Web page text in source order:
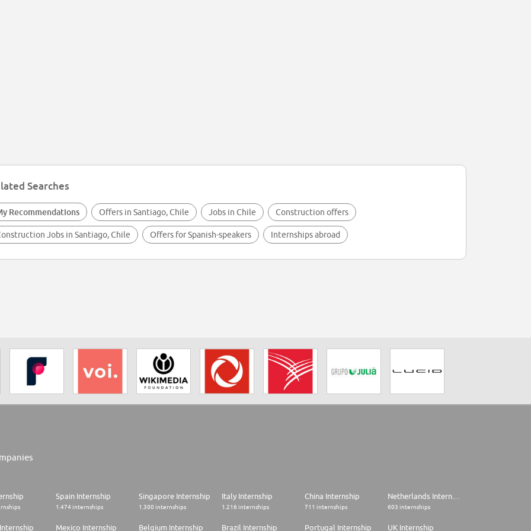
Searches
Recommendations Offers in Santiago, Chile Jobs in Chile Construction offers
Jobs in Santiago, Chile Offers for Spanish-speakers Internships abroad
Spain Internship
1.474 internships
Singapore Internship
1.300 internships
Italy Internship
1.216 internships
China Internship
711 internships 603 internships
Mexico Internship Belgium Internship Brazil Internship Portugal Internship UK Internship